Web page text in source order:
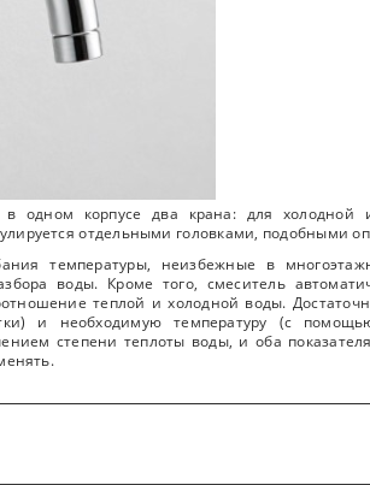
в одном корпусе два крана: для холодной
отдельными головками, подобными
температуры, неизбежные в
воды. Кроме того, смеситель
теплой и холодной воды.
и необходимую температуру (с
степени теплоты воды, и оба показателя